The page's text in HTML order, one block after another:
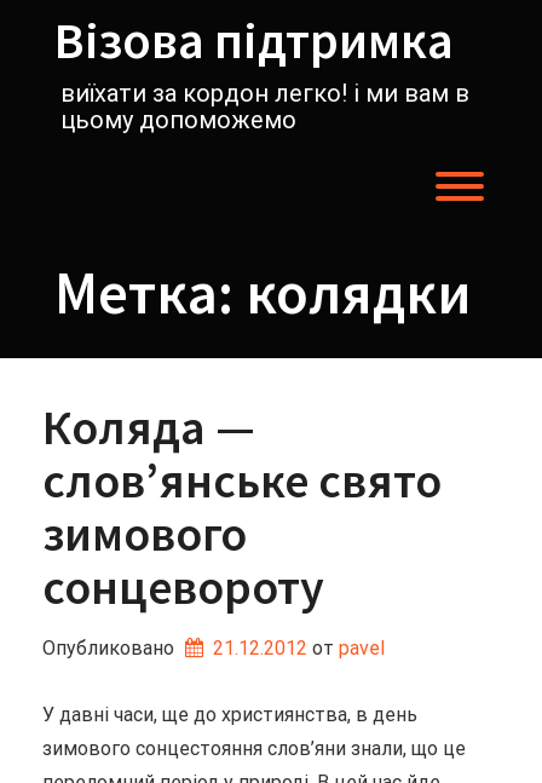
содержимомуВізова підтримка
виїхати за кордон легко! і ми вам в
цьому допоможемо
Метка: колядки
Коляда —
слов’янське свято
зимового
сонцевороту
Опубликовано 21.12.2012 от pavel
У давні часи, ще до християнства, в день
зимового сонцестояння слов’яни знали, що це